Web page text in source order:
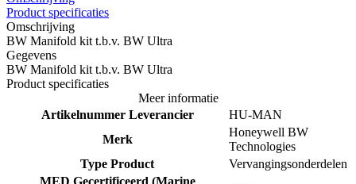
Product specificaties
Omschrijving
BW Manifold kit t.b.v. BW Ultra
Gegevens
BW Manifold kit t.b.v. BW Ultra
Product specificaties
Meer informatie
Artikelnummer Leverancier
HU-MAN
Merk
Honeywell BW
Technologies
Type Product
Vervangingsonderdelen
MED Gecertificeerd (Marine